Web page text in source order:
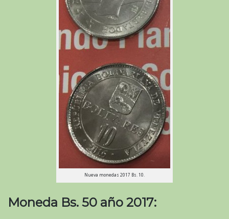
Nueva monedas 2017 Bs. 10.
Moneda Bs. 50 año 2017: